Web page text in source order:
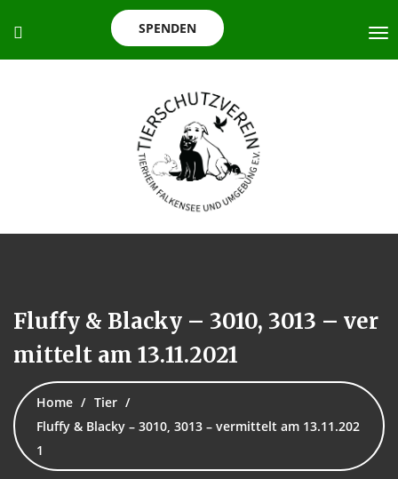
SPENDEN
Fluffy & Blacky – 3010, 3013 – ver
mittelt am 13.11.2021
Home
Tier
Fluffy & Blacky – 3010, 3013 – vermittelt am 13.11.202
1